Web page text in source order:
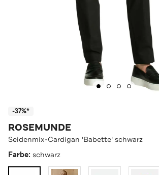
-37%*
ROSEMUNDE
Seidenmix-Cardigan 'Babette' schwarz
Farbe: schwarz